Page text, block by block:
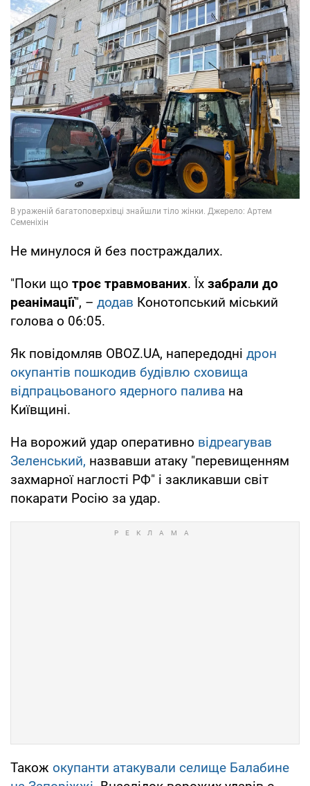
Не минулося й без постраждалих.
"Поки що троє травмованих. Їх забрали до
реанімації", – додав Конотопський міський
голова о 06:05.
Як повідомляв OBOZ.UA, напередодні дрон
окупантів пошкодив будівлю сховища
відпрацьованого ядерного палива на
Київщині.
На ворожий удар оперативно відреагував
Зеленський, назвавши атаку "перевищенням
захмарної наглості РФ" і закликавши світ
покарати Росію за удар.
Також окупанти атакували селище Балабине